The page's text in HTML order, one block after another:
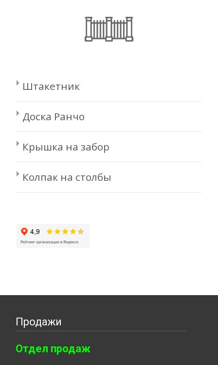
Штакетник
Доска Ранчо
Крышка на забор
Колпак на столбы
Продажи
Отдел продаж